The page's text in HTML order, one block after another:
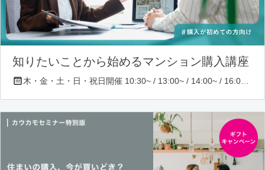
知りたいことから始めるマンション購入講座